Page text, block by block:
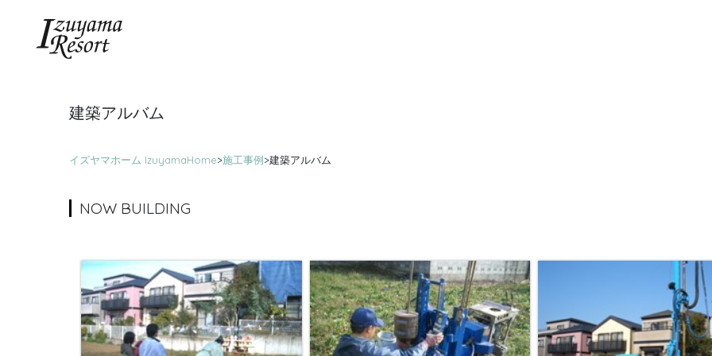
建築アルバム
イズヤマホーム IzuyamaHome>施工事例>建築アルバム
NOW BUILDING